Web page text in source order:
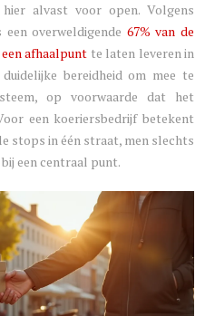
alvast voor open. Volgens
overweldigende 67% van de
afhaalpunt te laten leveren in
bereidheid om mee te
op voorwaarde dat het
een koeriersbedrijf betekent
stops in één straat, men slechts
een centraal punt.